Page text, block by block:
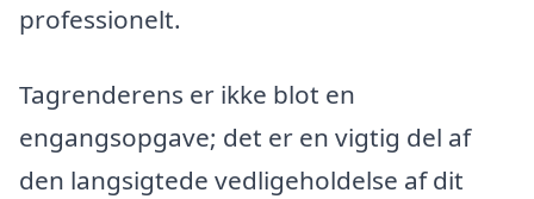
professionelt.
Tagrenderens er ikke blot en
engangsopgave; det er en vigtig del af
den langsigtede vedligeholdelse af dit